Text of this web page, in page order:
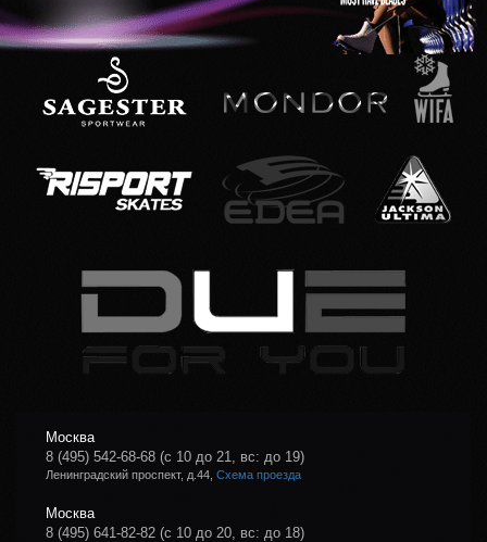
Москва
8 (495) 542-68-68 (с 10 до 21, вс: до 19)
Ленинградский проспект, д.44, Схема проезда
Москва
8 (495) 641-82-82 (с 10 до 20, вс: до 18)